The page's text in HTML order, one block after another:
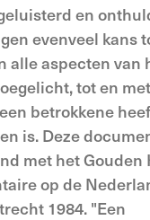
en
evenveel kans
alle aspecten van
tot en
betrokkene
is. Deze
met het Gouden
op de
1984. "Een